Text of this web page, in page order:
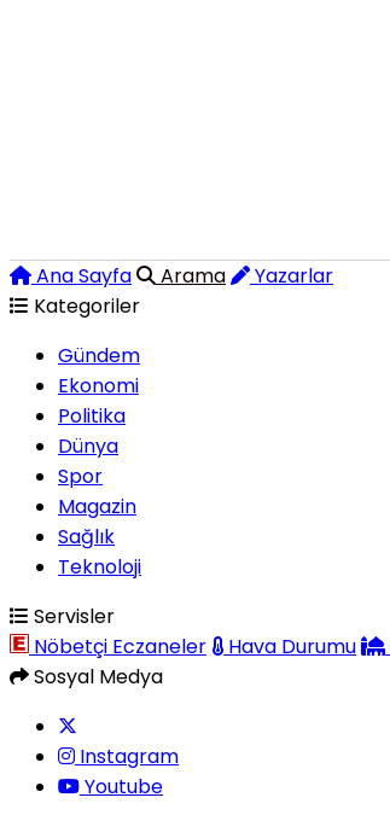
Ana Sayfa Arama
Yazarlar
Kategoriler
Gündem
Ekonomi
Politika
Dünya
Spor
Magazin
Sağlık
Teknoloji
Servisler
Nöbetçi Eczaneler
Hava Durumu
Sosyal Medya
Instagram
Youtube